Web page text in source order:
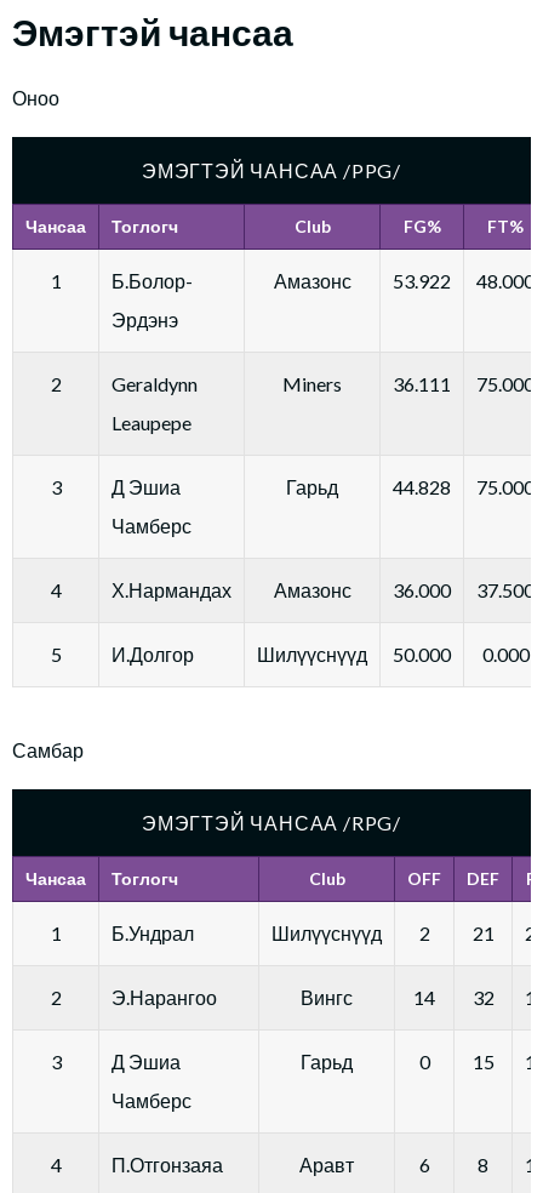
Эмэгтэй чансаа
Оноо
ЭМЭГТЭЙ ЧАНСАА /PPG/
Чансаа Тоглогч Club FG% FT%
1
Б.Болор-
Эрдэнэ
Амазонс 53.922 48.000
2
Geraldynn
Leaupepe
Miners 36.111 75.000
3
Д Эшиа
Чамберс
Гарьд 44.828 75.000
4 Х.Нармандах Амазонс 36.000 37.500
5 И.Долгор Шилүүснүүд 50.000 0.000
Самбар
ЭМЭГТЭЙ ЧАНСАА /RPG/
Чансаа Тоглогч Club OFF DEF
1 Б.Ундрал Шилүүснүүд 2 21
2 Э.Нарангоо Вингс 14 32
3
Д Эшиа
Чамберс
Гарьд 0 15
4 П.Отгонзаяа Аравт 6 8